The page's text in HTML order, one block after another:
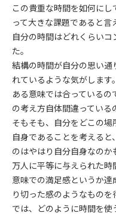
この貴重な時間を如何に
って大きな課題であると言
自分の時間はどれくらい
た。
結構の時間が自分の思い
れているような気がします。
ある意味では合っている
の考え方自体間違っている
そもそも、自分をどこの
自身であることを考える
のはやはり自分自身なのか
万人に平等に与えられた
意味での満足感というか
り切った感のようなものを
では、どのように時間を